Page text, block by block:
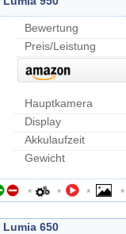
Bewertung
Preis/Leistung
Hauptkamera
Display
Akkulaufzeit
Gewicht
* * * *
Lumia 650